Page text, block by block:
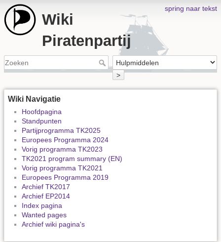
spring naar tekst
Wiki
Piratenpartij
>
Wiki Navigatie
Hoofdpagina
Standpunten
Partijprogramma TK2025
Europees Programma 2024
Vorig programma TK2023
TK2021 program summary (EN)
Vorig programma TK2021
Europees Programma 2019
Archief TK2017
Archief EP2014
Index pagina
Wanted pages
Archief wiki pagina's